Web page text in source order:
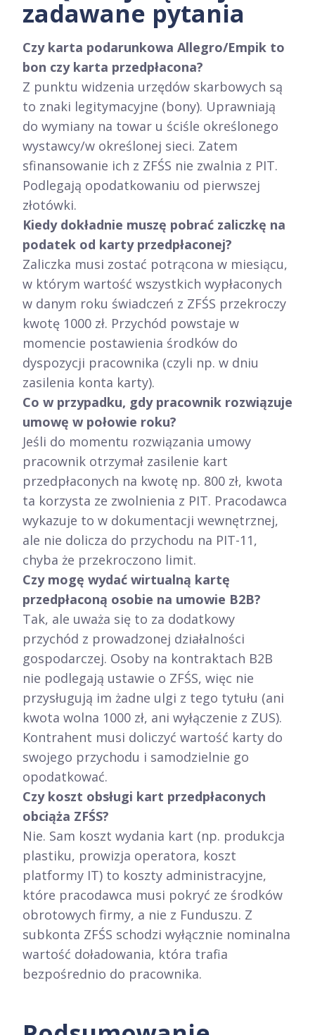
zadawane pytania
Czy karta podarunkowa Allegro/Empik to
bon czy karta przedpłacona?
Z punktu widzenia urzędów skarbowych są
to znaki legitymacyjne (bony). Uprawniają
do wymiany na towar u ściśle określonego
wystawcy/w określonej sieci. Zatem
sfinansowanie ich z ZFŚS nie zwalnia z PIT.
Podlegają opodatkowaniu od pierwszej
złotówki.
Kiedy dokładnie muszę pobrać zaliczkę na
podatek od karty przedpłaconej?
Zaliczka musi zostać potrącona w miesiącu,
w którym wartość wszystkich wypłaconych
w danym roku świadczeń z ZFŚS przekroczy
kwotę 1000 zł. Przychód powstaje w
momencie postawienia środków do
dyspozycji pracownika (czyli np. w dniu
zasilenia konta karty).
Co w przypadku, gdy pracownik rozwiązuje
umowę w połowie roku?
Jeśli do momentu rozwiązania umowy
pracownik otrzymał zasilenie kart
przedpłaconych na kwotę np. 800 zł, kwota
ta korzysta ze zwolnienia z PIT. Pracodawca
wykazuje to w dokumentacji wewnętrznej,
ale nie dolicza do przychodu na PIT-11,
chyba że przekroczono limit.
Czy mogę wydać wirtualną kartę
przedpłaconą osobie na umowie B2B?
Tak, ale uważa się to za dodatkowy
przychód z prowadzonej działalności
gospodarczej. Osoby na kontraktach B2B
nie podlegają ustawie o ZFŚS, więc nie
przysługują im żadne ulgi z tego tytułu (ani
kwota wolna 1000 zł, ani wyłączenie z ZUS).
Kontrahent musi doliczyć wartość karty do
swojego przychodu i samodzielnie go
opodatkować.
Czy koszt obsługi kart przedpłaconych
obciąża ZFŚS?
Nie. Sam koszt wydania kart (np. produkcja
plastiku, prowizja operatora, koszt
platformy IT) to koszty administracyjne,
które pracodawca musi pokryć ze środków
obrotowych firmy, a nie z Funduszu. Z
subkonta ZFŚS schodzi wyłącznie nominalna
wartość doładowania, która trafia
bezpośrednio do pracownika.